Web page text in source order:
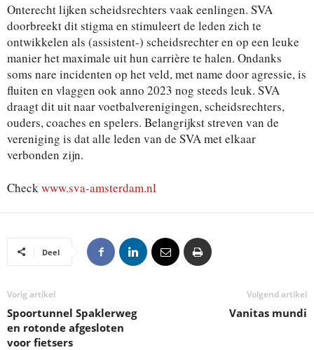
Onterecht lijken scheidsrechters vaak eenlingen. SVA
doorbreekt dit stigma en stimuleert de leden zich te
ontwikkelen als (assistent-) scheidsrechter en op een leuke
manier het maximale uit hun carrière te halen. Ondanks
soms nare incidenten op het veld, met name door agressie, is
fluiten en vlaggen ook anno 2023 nog steeds leuk. SVA
draagt dit uit naar voetbalverenigingen, scheidsrechters,
ouders, coaches en spelers. Belangrijkst streven van de
vereniging is dat alle leden van de SVA met elkaar
verbonden zijn.
Checkwww.sva-amsterdam.nl
Deel
Vorig artikel
Spoortunnel Spaklerweg
en rotonde afgesloten
voor fietsers
Volgend artikel
Vanitas mundi